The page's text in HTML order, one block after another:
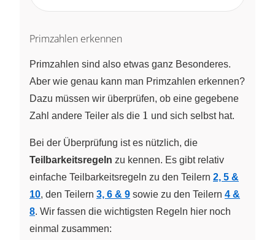
Primzahlen erkennen
Primzahlen sind also etwas ganz Besonderes.
Aber wie genau kann man Primzahlen erkennen?
Dazu müssen wir überprüfen, ob eine gegebene
Zahl andere Teiler als die 1
1 und sich selbst hat.
Bei der Überprüfung ist es nützlich, die
Teilbarkeitsregeln zu kennen. Es gibt relativ
einfache Teilbarkeitsregeln zu den Teilern 2, 5 &
10, den Teilern 3, 6 & 9 sowie zu den Teilern 4 &
8. Wir fassen die wichtigsten Regeln hier noch
einmal zusammen: